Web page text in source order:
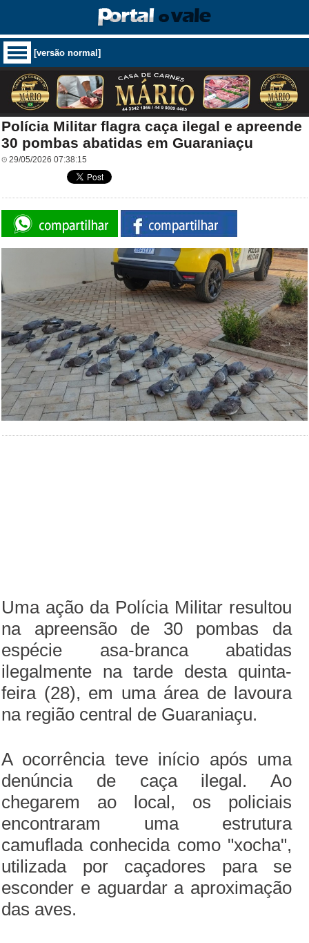
[versão normal]
Polícia Militar flagra caça ilegal e apreende
30 pombas abatidas em Guaraniaçu
29/05/2026 07:38:15
Uma ação da Polícia Militar resultou
na apreensão de 30 pombas da
espécie asa-branca abatidas
ilegalmente na tarde desta quinta-
feira (28), em uma área de lavoura
na região central de Guaraniaçu.
A ocorrência teve início após uma
denúncia de caça ilegal. Ao
chegarem ao local, os policiais
encontraram uma estrutura
camuflada conhecida como "xocha",
utilizada por caçadores para se
esconder e aguardar a aproximação
das aves.